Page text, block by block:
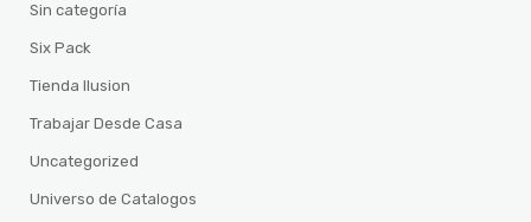
Sin categoría
Six Pack
Tienda Ilusion
Trabajar Desde Casa
Uncategorized
Universo de Catalogos